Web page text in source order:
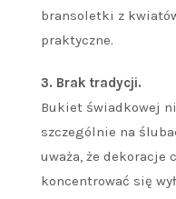
bransoletki z
praktyczne.
3. Brak tradycji.
Bukiet świadkowej
szczególnie na
uważa, że dekoracje
koncentrować się